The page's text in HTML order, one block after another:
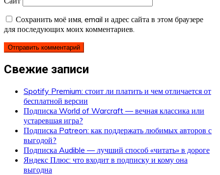
Сохранить моё имя, email и адрес сайта в этом браузере
для последующих моих комментариев.
Свежие записи
Spotify Premium: стоит ли платить и чем отличается от
бесплатной версии
Подписка World of Warcraft — вечная классика или
устаревшая игра?
Подписка Patreon: как поддержать любимых авторов с
выгодой?
Подписка Audible — лучший способ «читать» в дороге
Яндекс Плюс: что входит в подписку и кому она
выгодна